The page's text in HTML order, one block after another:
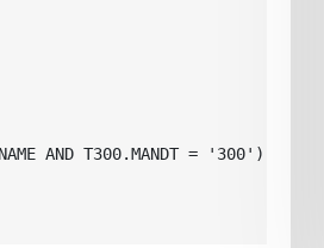
AND T300.MANDT = '300')